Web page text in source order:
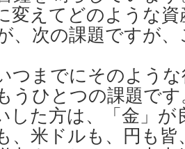
変えてどのような
、次の課題ですが
つまでにそのよう
うひとつの課題です
した方は、「金」が
、米ドルも、円も